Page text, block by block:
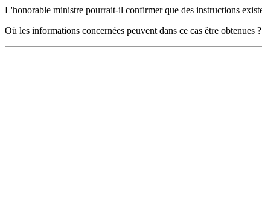
L'honorable ministre pourrait-il confirmer que des instructions
Où les informations concernées peuvent dans ce cas être obtenues ?